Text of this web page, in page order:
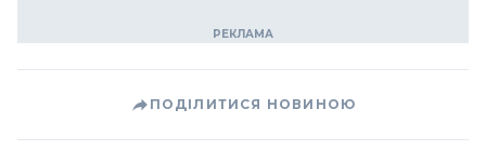
ПОДІЛИТИСЯ НОВИНОЮ